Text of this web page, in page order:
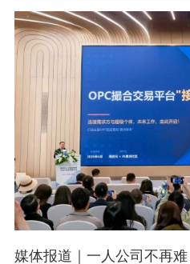
媒体报道｜一人公司不再